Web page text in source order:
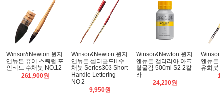
Winsor&Newton 윈저
앤뉴튼 퓨어 스쿼럴 포
인티드 수채붓 NO.12
261,900원
Winsor&Newton 윈저
앤뉴튼 셉터골드II 수
채붓 Series303 Short
Handle Lettering
NO.2
9,950원
Winsor&Newton 윈저
앤뉴튼 갤러리아 아크
릴물감 500ml S2 2칼
라
24,200원
앤뉴튼
유화